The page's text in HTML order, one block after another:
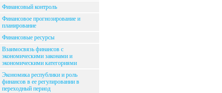
Финансовый контроль
Финансовое прогнозирование и
планирование
Финансовые ресурсы
Взаимосвязь финансов с
экономическими законами и
экономическими категориями
Экономика республики и роль
финансов в ее регулировании в
переходный период